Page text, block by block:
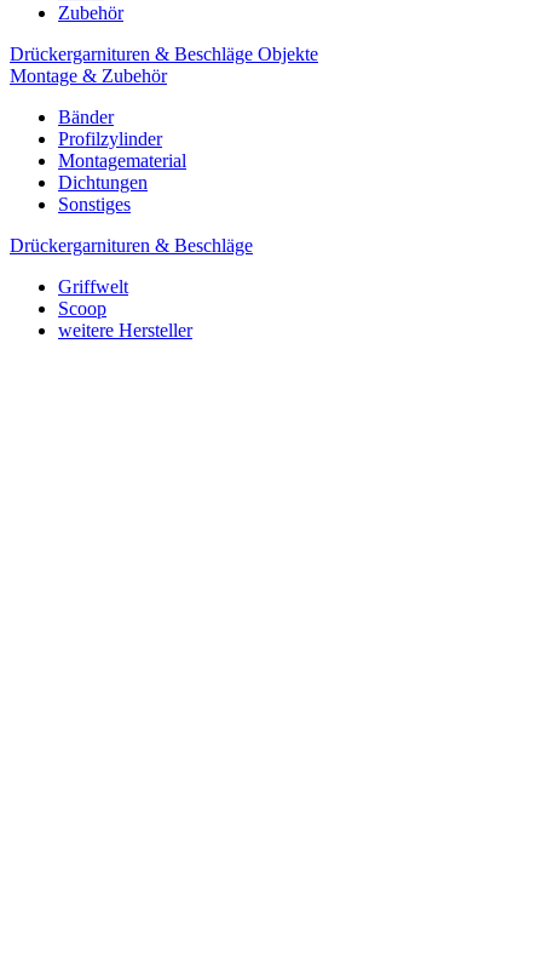
Zubehör
Drückergarnituren & Beschläge Objekte
Montage & Zubehör
Bänder
Profilzylinder
Montagematerial
Dichtungen
Sonstiges
Drückergarnituren & Beschläge
Griffwelt
Scoop
weitere Hersteller